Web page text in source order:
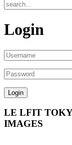
Login
LE LFIT
IMAGES